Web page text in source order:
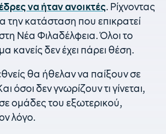
να ήταν ανοικτές. Ρίχνοντας
την κατάσταση που επικρατεί
Νέα Φιλαδέλφεια. Όλοι το
κανείς δεν έχει πάρει θέση.
θα ήθελαν να παίξουν σε
όσοι δεν γνωρίζουν τι γίνεται,
ομάδες του εξωτερικού,
λόγο.